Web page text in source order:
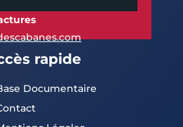
rapide
Documentaire